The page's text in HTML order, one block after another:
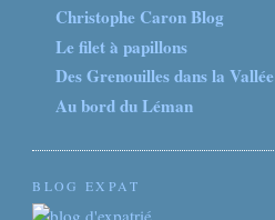
Christophe Caron Blog
Le filet à papillons
Des Grenouilles dans la Vallée
Au bord du Léman
BLOG EXPAT